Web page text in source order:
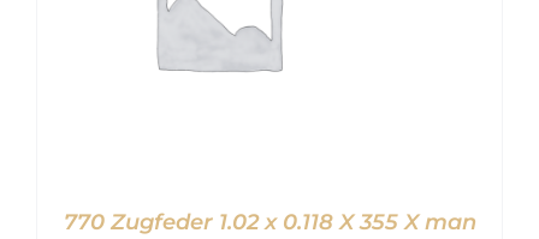
770 Zugfeder 1.02 x 0.118 X 355 X man